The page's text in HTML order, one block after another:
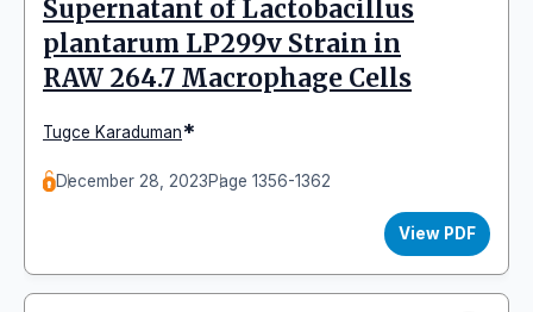
Supernatant of Lactobacillus
plantarum LP299v Strain in
RAW 264.7 Macrophage Cells
Tugce Karaduman*
December 28, 2023Page 1356-1362
View PDF